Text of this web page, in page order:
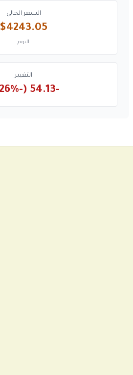
السعر الحالي
$4243.05
اليوم
التغيير
-54.13 (-1.26%)